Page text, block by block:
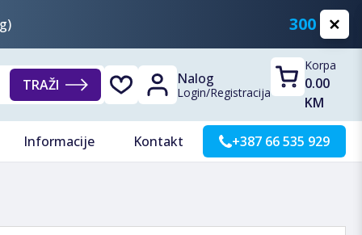
300 KM
TRAŽI Nalog
Login/Registracija
Korpa
0.00
KM
Informacije Kontakt +387 66 535 929